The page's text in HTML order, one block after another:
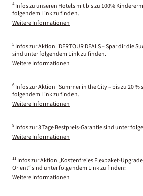
4 Infos zu unseren Hotels mit bis zu 100%
folgendem Link zu finden.
Weitere Informationen
5 Infos zur Aktion "DERTOUR DEALS – Spar dir die
sind unter folgendem Link zu finden.
Weitere Informationen
6 Infos zur Aktion "Summer in the City – bis zu 20
folgendem Link zu finden.
Weitere Informationen
9 Infos zur 3 Tage Bestpreis-Garantie sind unter
Weitere Informationen
11 Infos zur Aktion „Kostenfreies Flexpaket-
Orient“ sind unter folgendem Link zu finden:
Weitere Informationen